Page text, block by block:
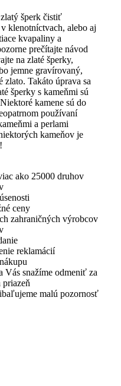
šperk čistiť
klenotníctvach, alebo aj
kvapaliny a
prečítajte návod
na zlaté šperky,
jemne gravírovaný,
zlato. Takáto úprava sa
šperky s kameňmi sú
kamene sú do
používaní
a perlami
kameňov je
ako 25000 druhov
ceny
zahraničných výrobcov
reklamácií
Vás snažíme odmeniť za
priazeň
malú pozornosť